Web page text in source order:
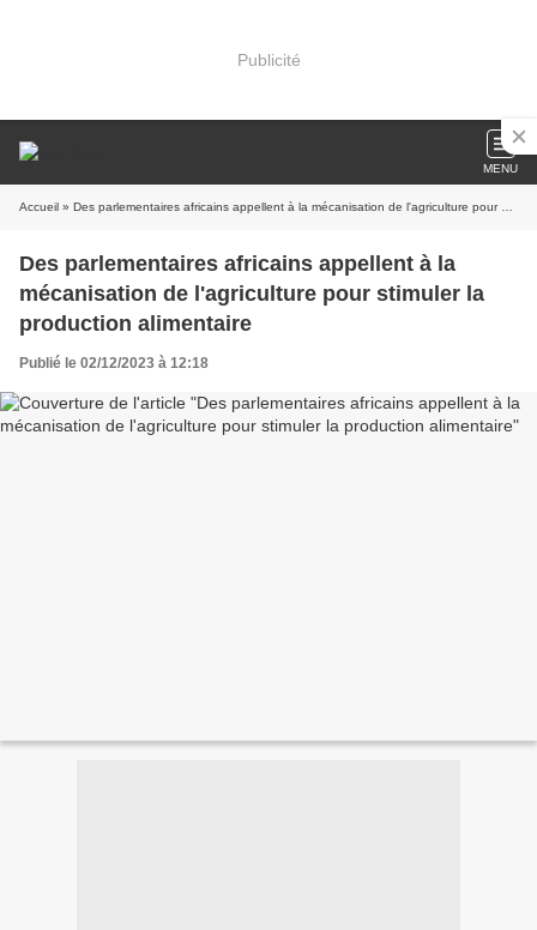
Publicité
MENU
Accueil » Des parlementaires africains appellent à la mécanisation de l'agriculture pour stimuler la production alimentaire
Des parlementaires africains appellent à la
mécanisation de l'agriculture pour stimuler la
production alimentaire
Publié le 02/12/2023 à 12:18